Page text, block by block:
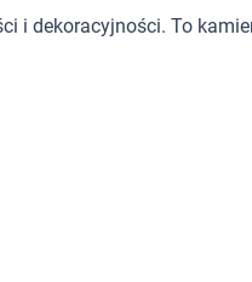
i dekoracyjności. To